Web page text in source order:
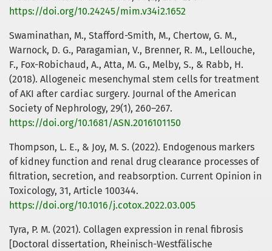
https://doi.org/10.24245/mim.v34i2.1652
Swaminathan, M., Stafford-Smith, M., Chertow, G. M.,
Warnock, D. G., Paragamian, V., Brenner, R. M., Lellouche,
F., Fox-Robichaud, A., Atta, M. G., Melby, S., & Rabb, H.
(2018). Allogeneic mesenchymal stem cells for treatment
of AKI after cardiac surgery. Journal of the American
Society of Nephrology, 29(1), 260–267.
https://doi.org/10.1681/ASN.2016101150
Thompson, L. E., & Joy, M. S. (2022). Endogenous markers
of kidney function and renal drug clearance processes of
filtration, secretion, and reabsorption. Current Opinion in
Toxicology, 31, Article 100344.
https://doi.org/10.1016/j.cotox.2022.03.005
Tyra, P. M. (2021). Collagen expression in renal fibrosis
[Doctoral dissertation, Rheinisch-Westfälische